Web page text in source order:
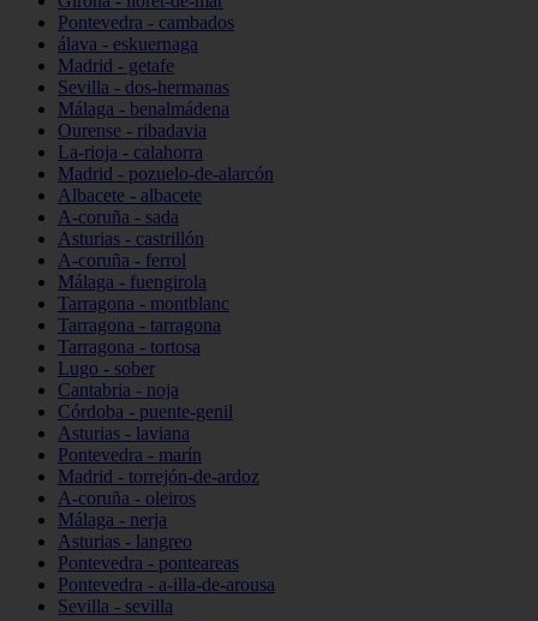
Pontevedra - cambados
álava - eskuernaga
Madrid - getafe
Sevilla - dos-hermanas
Málaga - benalmádena
Ourense - ribadavia
La-rioja - calahorra
Madrid - pozuelo-de-alarcón
Albacete - albacete
A-coruña - sada
Asturias - castrillón
A-coruña - ferrol
Málaga - fuengirola
Tarragona - montblanc
Tarragona - tarragona
Tarragona - tortosa
Lugo - sober
Cantabria - noja
Córdoba - puente-genil
Asturias - laviana
Pontevedra - marín
Madrid - torrejón-de-ardoz
A-coruña - oleiros
Málaga - nerja
Asturias - langreo
Pontevedra - ponteareas
Pontevedra - a-illa-de-arousa
Sevilla - sevilla